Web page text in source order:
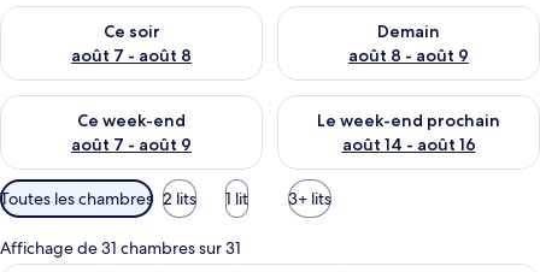
s
Ce soir
août 7 - août 8
Vérifier la disponibilité pour ce soir août 7 - août 8
Demain
août 8 - août 9
Vérifier la disponibilité pour
Ce week-end
août 7 - août 9
Vérifier la disponibilité pour ce week-end août 7 - août 9
Le week-end prochain
août 14 - août 16
Vérifier la disponibilité pour
Filtres
disponibles
pour
les
Toutes les chambres 2 lits 1 lit 3+ lits
Affichage de 31 chambres sur 31